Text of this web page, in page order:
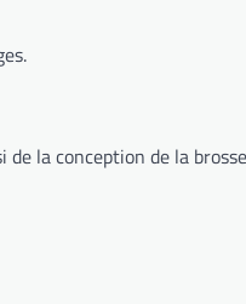
la conception de la